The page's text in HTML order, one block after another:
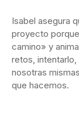
Isabel asegura
proyecto
camino» y
retos,
nosotras
que hacemos.